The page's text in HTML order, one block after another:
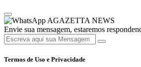
AGAZETTA NEWS
Envie sua mensagem, estaremos
Termos de Uso e Privacidade